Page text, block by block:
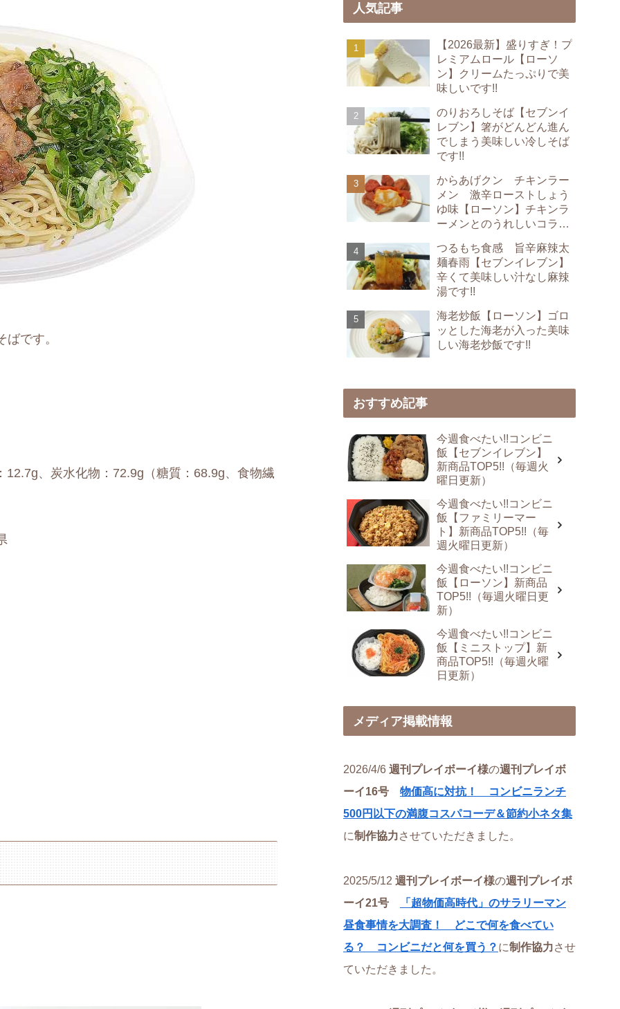
です。
、炭水化物：72.9g（糖質：68.9g、食物繊
人気記事
【2026最新】盛りすぎ！プ
レミアムロール【ローソ
ン】クリームたっぷりで美
味しいです!!
のりおろしそば【セブンイ
レブン】箸がどんどん進ん
でしまう美味しい冷しそば
です!!
からあげクン チキンラー
メン 激辛ローストしょう
ゆ味【ローソン】チキンラ
ーメンとのうれしいコラボ
つるもち食感 旨辛麻辣太
麺春雨【セブンイレブン】
辛くて美味しい汁なし麻辣
湯です!!
海老炒飯【ローソン】ゴロ
ッとした海老が入った美味
しい海老炒飯です!!
おすすめ記事
今週食べたい!!コンビニ
飯【セブンイレブン】
新商品TOP5!!（毎週火
曜日更新）
今週食べたい!!コンビニ
飯【ファミリーマー
ト】新商品TOP5!!（毎
週火曜日更新）
今週食べたい!!コンビニ
飯【ローソン】新商品
TOP5!!（毎週火曜日更
新）
今週食べたい!!コンビニ
飯【ミニストップ】新
商品TOP5!!（毎週火曜
日更新）
メディア掲載情報
2026/4/6 週刊プレイボーイ様の週刊プレイボ
ーイ16号 物価高に対抗！ コンビニランチ
500円以下の満腹コスパコーデ＆節約小ネタ集
に制作協力させていただきました。
2025/5/12 週刊プレイボーイ様の週刊プレイボ
ーイ21号
「超物価高時代」のサラリーマン
昼食事情を大調査！ どこで何を食べてい
る？ コンビニだと何を買う？ に制作協力させ
ていただきました。